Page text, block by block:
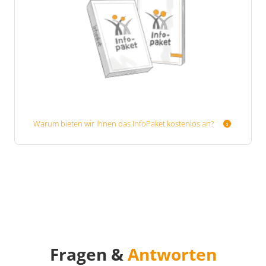
Warum bieten wir Ihnen das InfoPaket kostenlos an?
Fragen &Antworten